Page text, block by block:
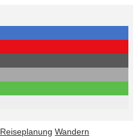
Reiseplanung Wandern